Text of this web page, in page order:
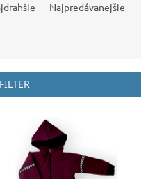
Najpredávanejšie